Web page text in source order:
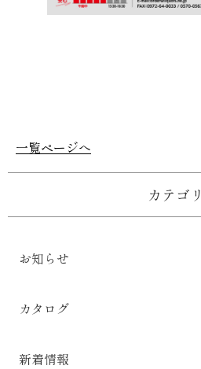
一覧ページへ
カテゴリ
お知らせ
カタログ
新着情報